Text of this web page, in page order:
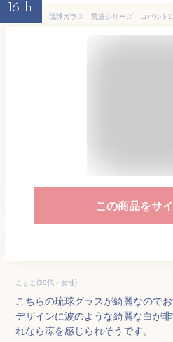
16th
この商品をサ
ことこ(30代・女性)
こちらの琉球グラスが綺麗なので
デザインに波のような綺麗な白が
れなら涼を感じられそうです。